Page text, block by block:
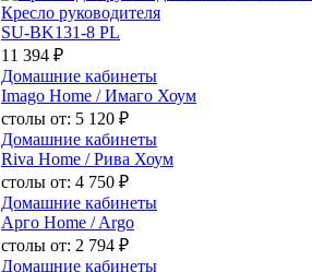
Кресло руководителя
SU-BK131-8 PL
11 394 ₽
Домашние кабинеты
Imago Home / Имаго Хоум
столы от: 5 120 ₽
Домашние кабинеты
Riva Home / Рива Хоум
столы от: 4 750 ₽
Домашние кабинеты
Арго Home / Argo
столы от: 2 794 ₽
Домашние кабинеты